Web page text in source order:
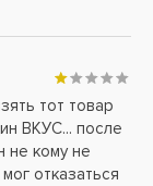
тот товар
ВКУС... после
не кому не
отказаться